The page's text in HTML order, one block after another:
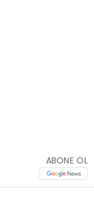
ABONE OL